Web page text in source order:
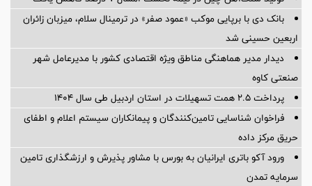
بانک دی با برپایی موکب «عمود صفر» در ترمینال سلام، میزبان زائران
اربعین حسینی شد
دیدار مدیر هماهنگی مناطق ویژه اقتصادی کشور با مدیرعامل شهر
صنعتی کاوه
پرداخت ۲.۵ همت تسهیلات در استان اردبیل طی سال ۱۴۰۴
فراخوان شناسایی تامین‌کنندگان و پیمانکاران سیستم اعلام و اطفای
حریق مرکز داده
ورود آکو باتری ایرانیان به بورس با مشاور پذیرش و ارزشگذاری تامین
سرمایه تمدن